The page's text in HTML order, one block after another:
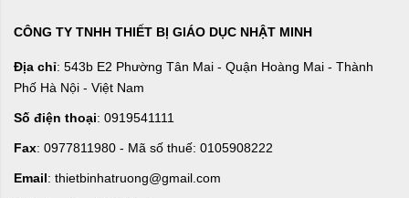
CÔNG TY TNHH THIẾT BỊ GIÁO DỤC NHẬT MINH
Địa chỉ: 543b E2 Phường Tân Mai - Quận Hoàng Mai - Thành
Phố Hà Nội - Việt Nam
Số điện thoại: 0919541111
Fax: 0977811980 - Mã số thuế: 0105908222
Email: thietbinhatruong@gmail.com